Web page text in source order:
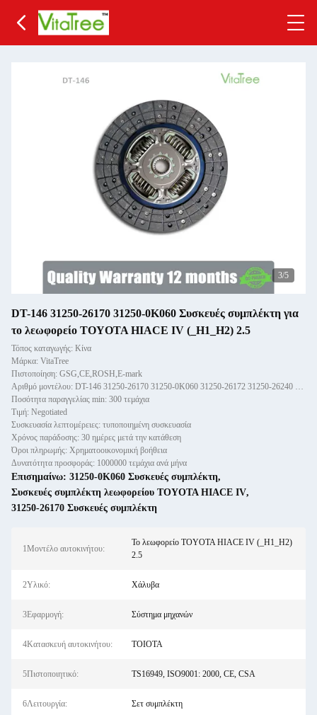
3/5
DT-146 31250-26170 31250-0K060 Συσκευές συμπλέκτη για
το λεωφορείο TOYOTA HIACE IV (_H1_H2) 2.5
Τόπος καταγωγής: Κίνα
Μάρκα: VitaTree
Πιστοποίηση: GSG,CE,ROSH,E-mark
Αριθμό μοντέλου: DT-146 31250-26170 31250-0K060 31250-26172 31250-26240 31250-26241 31250-26171 31250-04070
Ποσότητα παραγγελίας min: 300 τεμάχια
Τιμή: Negotiated
Συσκευασία λεπτομέρειες: τυποποιημένη συσκευασία
Χρόνος παράδοσης: 30 ημέρες μετά την κατάθεση
Όροι πληρωμής: Χρηματοοικονομική βοήθεια
Δυνατότητα προσφοράς: 1000000 τεμάχια ανά μήνα
Επισημαίνω: 31250-0K060 Συσκευές συμπλέκτη,
Συσκευές συμπλέκτη λεωφορείου TOYOTA HIACE IV,
31250-26170 Συσκευές συμπλέκτη
1Μοντέλο αυτοκινήτου:
Το λεωφορείο TOYOTA HIACE IV (_H1_H2)
2.5
2Υλικό: Χάλυβα
3Εφαρμογή: Σύστημα μηχανών
4Κατασκευή αυτοκινήτου: ΤΟΙΟΤΑ
5Πιστοποιητικό: TS16949, ISO9001: 2000, CE, CSA
6Λειτουργία: Σετ συμπλέκτη